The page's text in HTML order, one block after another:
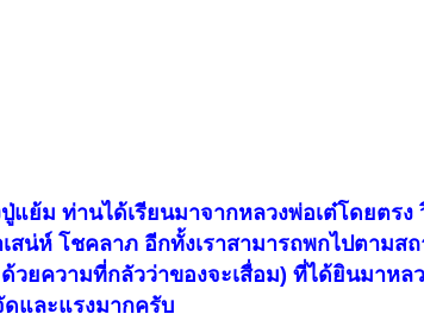
แย้ม ท่านได้เรียนมาจากหลวงพ่อเต๋โดยตร
สน่ห์ โชคลาภ อีกทั้งเราสามารถพกไปตามส
วยความที่กลัวว่าของจะเสื่อม) ที่ได้ยินมาหล
ดและแรงมากครับ